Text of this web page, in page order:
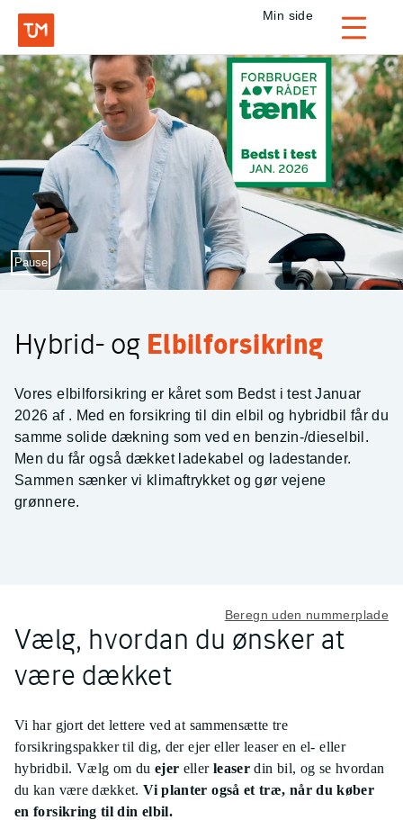
Privat
Login
Min side
TJM Forsikring – Gå til forside
PauseSæt video på pause
Hybrid- og Elbilforsikring
Vores elbilforsikring er kåret som Bedst i test Januar
2026 af . Med en forsikring til din elbil og hybridbil får du
samme solide dækning som ved en benzin-/dieselbil.
Men du får også dækket ladekabel og ladestander.
Sammen sænker vi klimaftrykket og gør vejene
grønnere.
Beregn uden nummerplade
Vælg, hvordan du ønsker at
være dækket
Vi har gjort det lettere ved at sammensætte tre
forsikringspakker til dig, der ejer eller leaser en el- eller
hybridbil. Vælg om du ejer eller leaser din bil, og se hvordan
du kan være dækket.Vi planter også et træ, når du køber
en forsikring til din elbil.